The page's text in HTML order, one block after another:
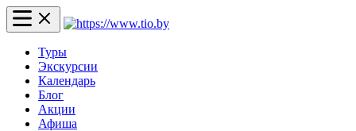
Туры
Экскурсии
Календарь
Блог
Акции
Афиша